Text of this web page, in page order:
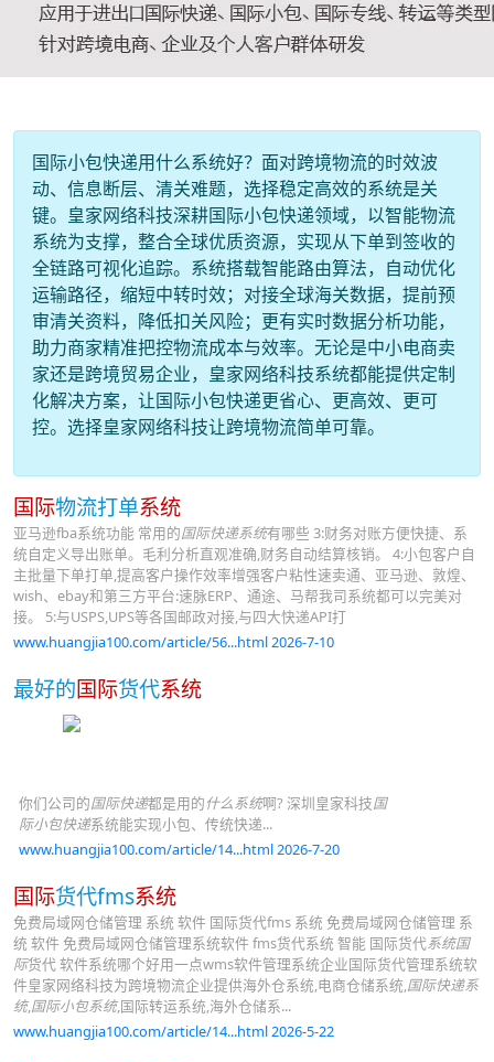
国际小包快递用什么系统好？面对跨境物流的时效波
动、信息断层、清关难题，选择稳定高效的系统是关
键。皇家网络科技深耕国际小包快递领域，以智能物流
系统为支撑，整合全球优质资源，实现从下单到签收的
全链路可视化追踪。系统搭载智能路由算法，自动优化
运输路径，缩短中转时效；对接全球海关数据，提前预
审清关资料，降低扣关风险；更有实时数据分析功能，
助力商家精准把控物流成本与效率。无论是中小电商卖
家还是跨境贸易企业，皇家网络科技系统都能提供定制
化解决方案，让国际小包快递更省心、更高效、更可
控。选择皇家网络科技让跨境物流简单可靠。
国际物流打单系统
亚马逊fba系统功能 常用的国际快递系统有哪些 3:财务对账方便快捷、系
统自定义导出账单。毛利分析直观准确,财务自动结算核销。 4:小包客户自
主批量下单打单,提高客户操作效率增强客户粘性速卖通、亚马逊、敦煌、
wish、ebay和第三方平台:速脉ERP、通途、马帮我司系统都可以完美对
接。 5:与USPS,UPS等各国邮政对接,与四大快递API打
www.huangjia100.com/article/56...html 2026-7-10
最好的国际货代系统
你们公司的国际快递都是用的什么系统啊? 深圳皇家科技国
际小包快递系统能实现小包、传统快递...
www.huangjia100.com/article/14...html 2026-7-20
国际货代fms系统
免费局域网仓储管理 系统 软件 国际货代fms 系统 免费局域网仓储管理 系
统 软件 免费局域网仓储管理系统软件 fms货代系统 智能 国际货代系统国
际货代 软件系统哪个好用一点wms软件管理系统企业国际货代管理系统软
件皇家网络科技为跨境物流企业提供海外仓系统,电商仓储系统,国际快递系
统,国际小包系统,国际转运系统,海外仓储系...
www.huangjia100.com/article/14...html 2026-5-22